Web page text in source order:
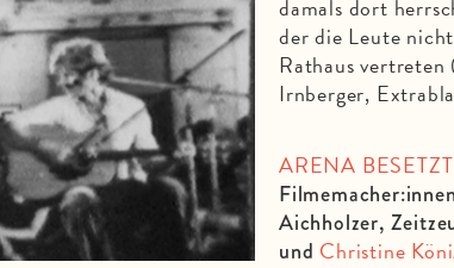
damals dort
der die Leute
Rathaus
Irnberger,
ARENA BESETZT
Aichholzer,
und Christine